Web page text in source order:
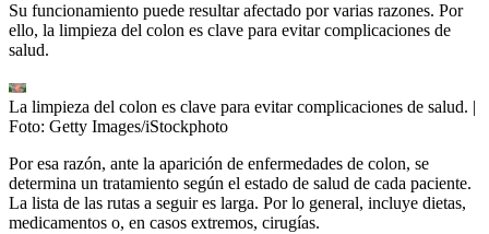
Su funcionamiento puede resultar afectado por varias razones. Por
ello, la limpieza del colon es clave para evitar complicaciones de
salud.
La limpieza del colon es clave para evitar complicaciones de salud. |
Foto: Getty Images/iStockphoto
Por esa razón, ante la aparición de enfermedades de colon, se
determina un tratamiento según el estado de salud de cada paciente.
La lista de las rutas a seguir es larga. Por lo general, incluye dietas,
medicamentos o, en casos extremos, cirugías.